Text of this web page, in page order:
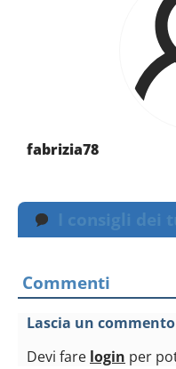
fabrizia78
I consigli dei
Commenti
Lascia un commento
Devi fare login per